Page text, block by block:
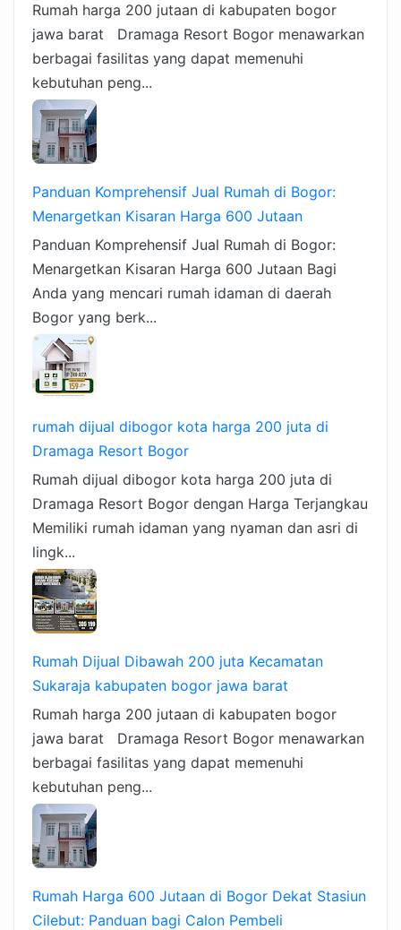
Rumah harga 200 jutaan di kabupaten bogor
jawa barat Dramaga Resort Bogor menawarkan
berbagai fasilitas yang dapat memenuhi
kebutuhan peng...
Panduan Komprehensif Jual Rumah di Bogor:
Menargetkan Kisaran Harga 600 Jutaan
Panduan Komprehensif Jual Rumah di Bogor:
Menargetkan Kisaran Harga 600 Jutaan Bagi
Anda yang mencari rumah idaman di daerah
Bogor yang berk...
rumah dijual dibogor kota harga 200 juta di
Dramaga Resort Bogor
Rumah dijual dibogor kota harga 200 juta di
Dramaga Resort Bogor dengan Harga Terjangkau
Memiliki rumah idaman yang nyaman dan asri di
lingk...
Rumah Dijual Dibawah 200 juta Kecamatan
Sukaraja kabupaten bogor jawa barat
Rumah harga 200 jutaan di kabupaten bogor
jawa barat Dramaga Resort Bogor menawarkan
berbagai fasilitas yang dapat memenuhi
kebutuhan peng...
Rumah Harga 600 Jutaan di Bogor Dekat Stasiun
Cilebut: Panduan bagi Calon Pembeli